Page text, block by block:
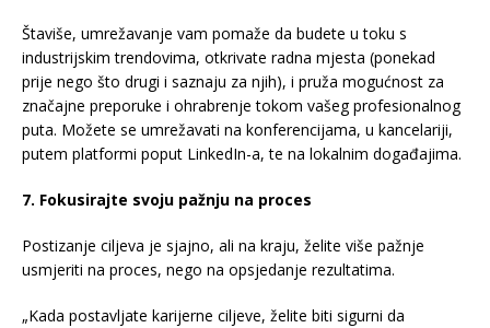
Štaviše, umrežavanje vam pomaže da budete u toku s
industrijskim trendovima, otkrivate radna mjesta (ponekad
prije nego što drugi i saznaju za njih), i pruža mogućnost za
značajne preporuke i ohrabrenje tokom vašeg profesionalnog
puta. Možete se umrežavati na konferencijama, u kancelariji,
putem platformi poput LinkedIn-a, te na lokalnim događajima.
7. Fokusirajte svoju pažnju na proces
Postizanje ciljeva je sjajno, ali na kraju, želite više pažnje
usmjeriti na proces, nego na opsjedanje rezultatima.
„Kada postavljate karijerne ciljeve, želite biti sigurni da